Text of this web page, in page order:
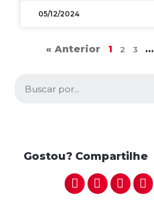
05/12/2024
« Anterior 1 2 3 …
Gostou? Compartilhe